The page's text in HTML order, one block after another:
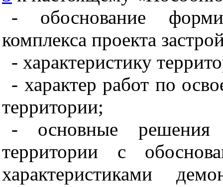
- обоснование
комплекса проекта
- характеристику
- характер работ по
территории;
- основные решения
территории с
характеристиками